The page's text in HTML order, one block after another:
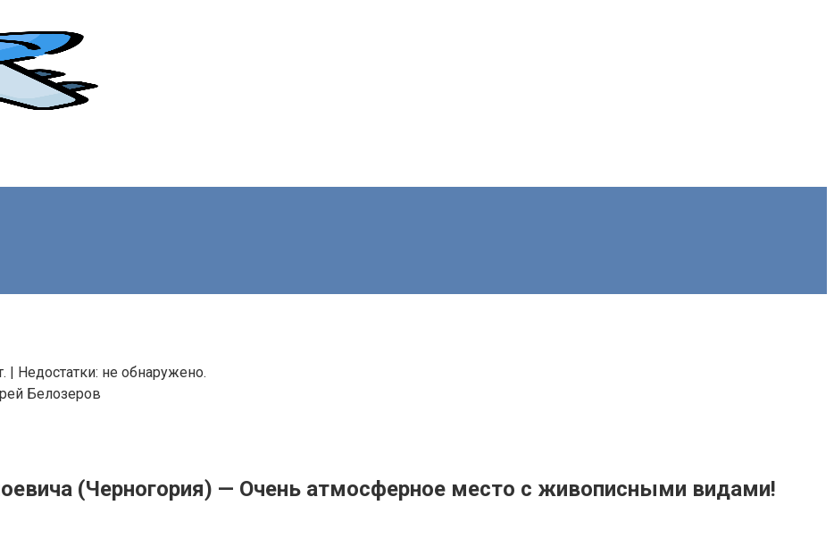
Недостатки: не обнаружено.
Белозеров
(Черногория) — Очень атмосферное место с живописными видами!